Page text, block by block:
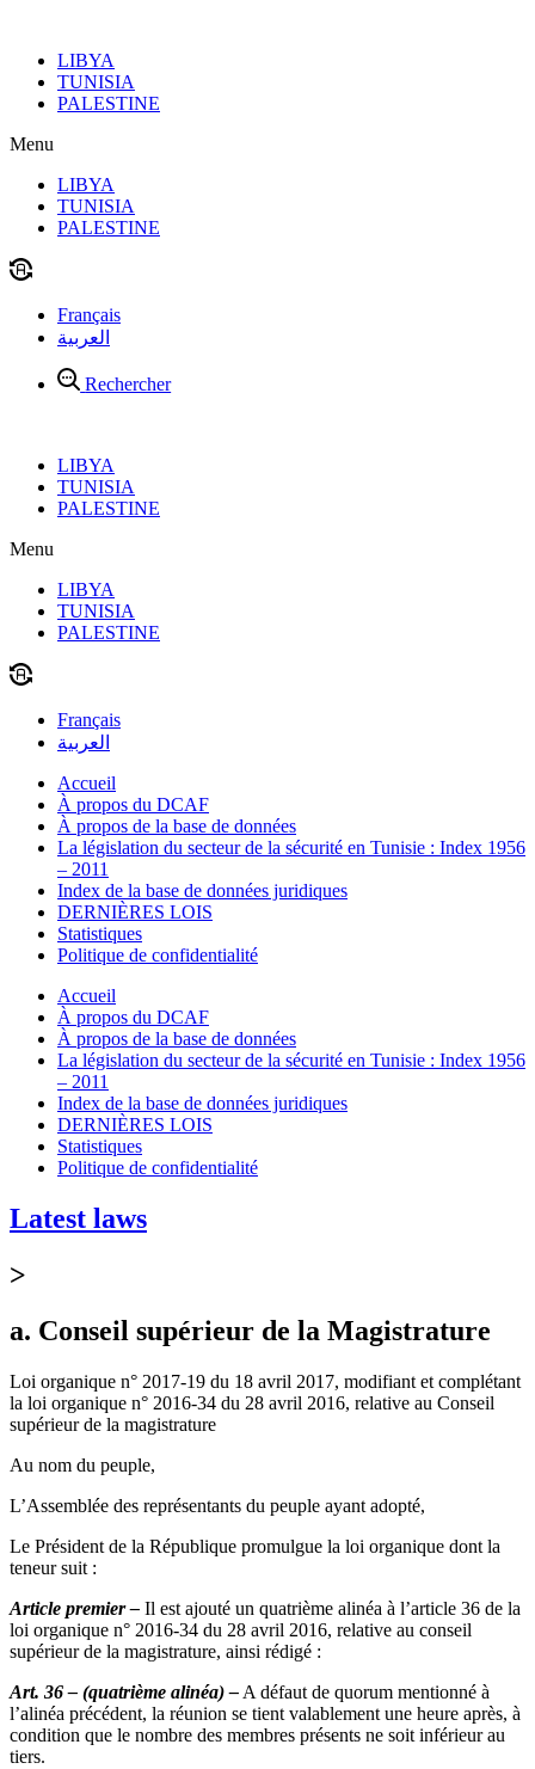
contenuLIBYA
TUNISIA
PALESTINE
Menu
LIBYA
TUNISIA
PALESTINE
Français
العربية
Rechercher
LIBYA
TUNISIA
PALESTINE
Menu
LIBYA
TUNISIA
PALESTINE
Français
العربية
Accueil
À propos du DCAF
À propos de la base de données
La législation du secteur de la sécurité en Tunisie : Index 1956
– 2011
Index de la base de données juridiques
DERNIÈRES LOIS
Statistiques
Politique de confidentialité
Accueil
À propos du DCAF
À propos de la base de données
La législation du secteur de la sécurité en Tunisie : Index 1956
– 2011
Index de la base de données juridiques
DERNIÈRES LOIS
Statistiques
Politique de confidentialité
Latest laws
>
a. Conseil supérieur de la Magistrature
Loi organique n° 2017-19 du 18 avril 2017, modifiant et complétant
la loi organique n° 2016-34 du 28 avril 2016, relative au Conseil
supérieur de la magistrature
Au nom du peuple,
L’Assemblée des représentants du peuple ayant adopté,
Le Président de la République promulgue la loi organique dont la
teneur suit :
Article premier – Il est ajouté un quatrième alinéa à l’article 36 de la
loi organique n° 2016-34 du 28 avril 2016, relative au conseil
supérieur de la magistrature, ainsi rédigé :
Art. 36 – (quatrième alinéa) – A défaut de quorum mentionné à
l’alinéa précédent, la réunion se tient valablement une heure après, à
condition que le nombre des membres présents ne soit inférieur au
tiers.